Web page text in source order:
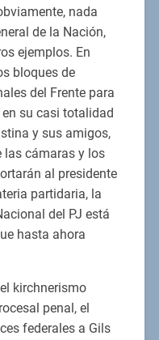
nada
de la Nación,
ejemplos. En
bloques de
del Frente para
su casi totalidad
y sus amigos,
las cámaras y los
al presidente
partidaria, la
del PJ está
hasta ahora
kirchnerismo
penal, el
federales a Gils